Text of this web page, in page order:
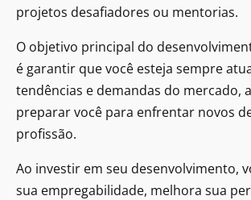
projetos desafiadores ou mentorias.
O objetivo principal do
é garantir que você esteja sempre
tendências e demandas do mercado,
preparar você para enfrentar novos
profissão.
Ao investir em seu desenvolvimento,
sua empregabilidade, melhora sua